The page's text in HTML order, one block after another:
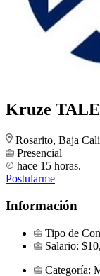
Kruze
Rosarito, Baja
Presencial
hace 15 horas.
Postularme
Información
Tipo de
Salario:
Categoría: